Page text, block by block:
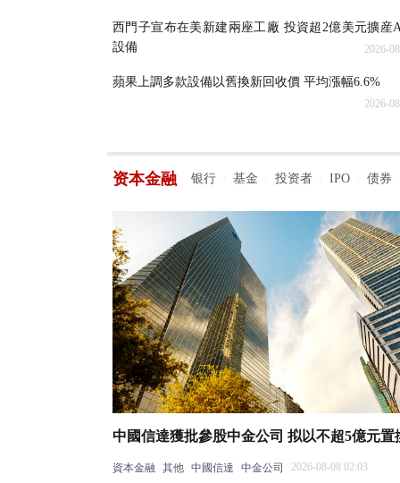
西門子宣布在美新建兩座工廠 投資超2億美元擴産
設備
2026-
蘋果上調多款設備以舊換新回收價 平均漲幅6.6%
2026-
资本金融 银行 基金 投资者 IPO 债券
中國信達獲批參股中金公司 拟以不超5億元置
資本金融 其他 中國信達 中金公司 2026-08-08 02:03